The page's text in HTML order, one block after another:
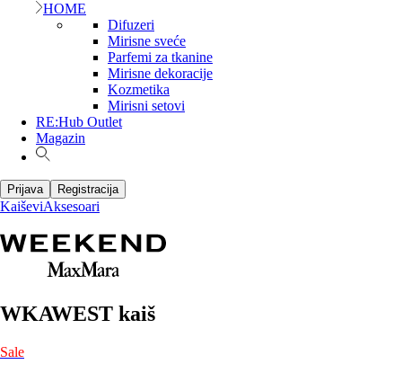
HOME
Difuzeri
Mirisne sveće
Parfemi za tkanine
Mirisne dekoracije
Kozmetika
Mirisni setovi
RE:Hub Outlet
Magazin
Prijava Registracija
KaiševiAksesoari
WKAWEST kaiš
Sale